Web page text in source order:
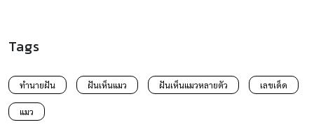
Tags
ทำนายฝัน ฝันเห็นแมว ฝันเห็นแมวหลายตัว เลขเด็ด
แมว